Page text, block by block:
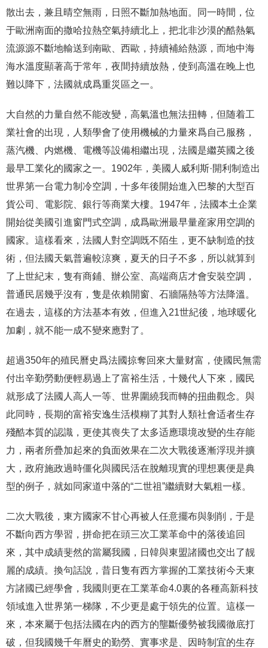
散出去，兼且晴空無雨，日照不斷加熱地面。同一時間，位
于歐洲南面的撒哈拉熱空氣持續北上，把北非沙漠的酷熱氣
流源源不斷地輸送到南歐、西歐，持續補給熱源，而地中海
海水溫度顯著高于常年，夜間持續放熱，使到高溫在晚上也
難以降下，法國就成爲重災區之一。
大自然的力量自然不能改變，高氣溫也無法扭轉，但随着工
業社會的出現，人類學會了使用機械的力量來爲自己服務，
蒸汽機、内燃機、電機等設備相繼出現，法國是繼英國之後
最早工業化的國家之一。1902年，美國人威利斯·開利制造出
世界第一台電力制冷空調，十多年後開始進入巴黎的大型百
貨公司、電影院、銀行等商業大樓。1947年，法國本土企業
開始從美國引進窗門式空調，成爲歐洲最早量産家用空調的
國家。這樣看來，法國人對空調既不陌生，更不缺制造的技
術，但法國天氣普遍較涼爽，夏天的日子不多，所以就算到
了上世紀末，隻有商鋪、辦公室、高端商店才會安裝空調，
普通民居幾乎沒有，隻是依賴開窗、石牆隔熱等方法降溫。
在過去，這樣的方法基本有效，但進入21世紀後，地球暖化
加劇，就不能一成不變來應對了。
超過350年的殖民曆史爲法國掠奪回來大量财富，使國民無需
付出辛勤勞動便輕易過上了富裕生活，十幾代人下來，國民
就形成了法國人高人一等、世界圍繞我而轉的扭曲觀念。與
此同時，長期的富裕安逸生活模糊了其對人類社會适者生存
殘酷本質的認識，更使其喪失了太多适應環境改變的生存能
力，兩者所疊加起來的負面效果在二次大戰後逐漸浮現并擴
大，政府施政過時僵化與國民活在脫離現實的理想裏便是典
型的例子，就如同家道中落的“二世祖”繼續财大氣粗一樣。
二次大戰後，東方國家不甘心再被人任意擺布與剝削，于是
不斷向西方學習，拼命把在頭三次工業革命中的落後追回
來，其中成績斐然的當屬我國，日韓與東盟諸國也交出了靓
麗的成績。換句話說，昔日隻有西方掌握的工業技術今天東
方諸國已經學會，我國則更在工業革命4.0裏的各種高新科技
領域進入世界第一梯隊，不少更是處于領先的位置。這樣一
來，本來屬于包括法國在内的西方的壟斷優勢被我國徹底打
破，但我國幾千年曆史的勤勞、實事求是、因時制宜的生存